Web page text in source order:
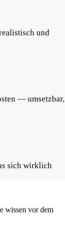
und
— umsetzbar,
sich wirklich
wissen vor dem